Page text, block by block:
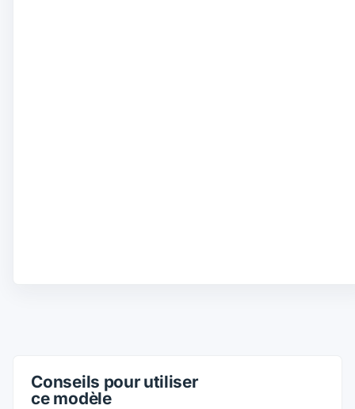
Conseils pour utiliser
ce modèle